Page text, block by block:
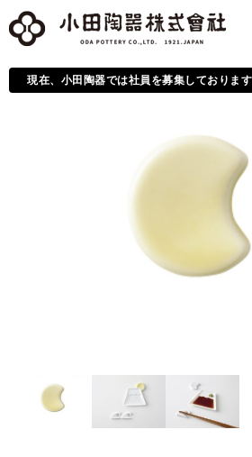
現在、小田陶器では社員を募集しております